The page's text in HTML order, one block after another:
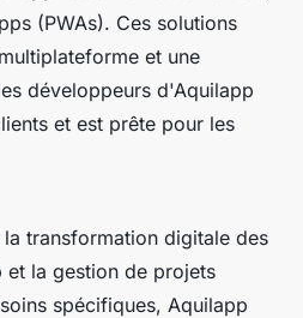
(PWAs). Ces solutions
et une
développeurs d'Aquilapp
et est prête pour les
la transformation digitale des
la gestion de projets
spécifiques, Aquilapp